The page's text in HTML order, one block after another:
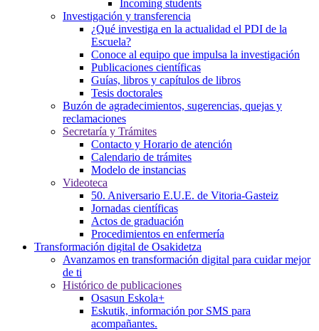
Incoming students
Investigación y transferencia
¿Qué investiga en la actualidad el PDI de la
Escuela?
Conoce al equipo que impulsa la investigación
Publicaciones científicas
Guías, libros y capítulos de libros
Tesis doctorales
Buzón de agradecimientos, sugerencias, quejas y
reclamaciones
Secretaría y Trámites
Contacto y Horario de atención
Calendario de trámites
Modelo de instancias
Videoteca
50. Aniversario E.U.E. de Vitoria-Gasteiz
Jornadas científicas
Actos de graduación
Procedimientos en enfermería
Transformación digital de Osakidetza
Avanzamos en transformación digital para cuidar mejor
de ti
Histórico de publicaciones
Osasun Eskola+
Eskutik, información por SMS para
acompañantes.